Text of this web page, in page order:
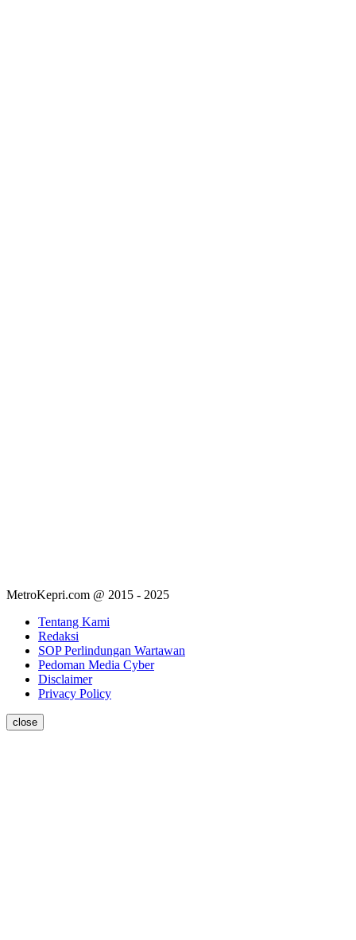
MetroKepri.com @ 2015 - 2025
Tentang Kami
Redaksi
SOP Perlindungan Wartawan
Pedoman Media Cyber
Disclaimer
Privacy Policy
close